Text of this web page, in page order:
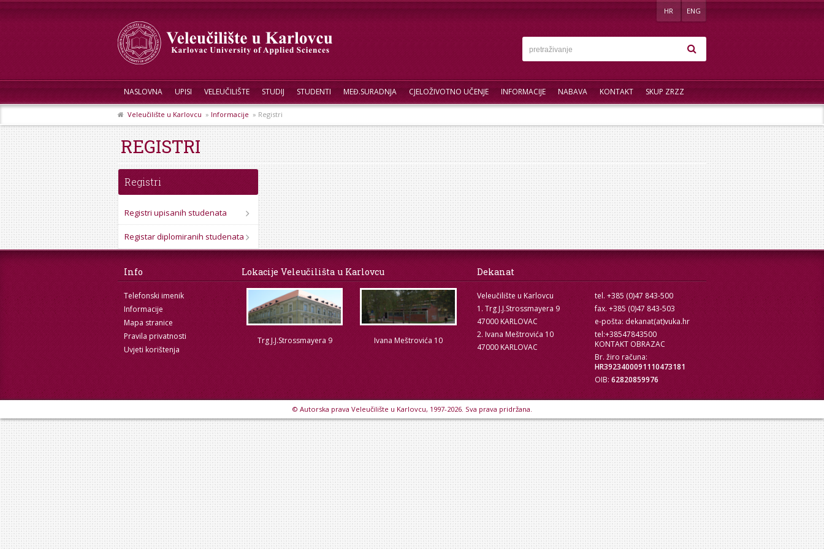
HR ENG
NASLOVNA UPISI VELEUČILIŠTE STUDIJ STUDENTI MEĐ.SURADNJA CJELOŽIVOTNO UČENJE INFORMACIJE NABAVA KONTAKT SKUP ZRZZ
Veleučilište u Karlovcu » Informacije » Registri
REGISTRI
Registri
Registri upisanih studenata
Registar diplomiranih studenata
Info
Telefonski imenik
Informacije
Mapa stranice
Pravila privatnosti
Uvjeti korištenja
Lokacije Veleučilišta u Karlovcu
Trg J.J.Strossmayera 9 Ivana Meštrovića 10
Dekanat
Veleučilište u Karlovcu
1. Trg J.J.Strossmayera 9
47000 KARLOVAC
2. Ivana Meštrovića 10
47000 KARLOVAC
tel. +385 (0)47 843-500
fax. +385 (0)47 843-503
e-pošta: dekanat(at)vuka.hr
tel:+38547843500
KONTAKT OBRAZAC
Br. žiro računa:
HR3923400091110473181
OIB: 62820859976
© Autorska prava Veleučilište u Karlovcu, 1997-2026. Sva prava pridržana.